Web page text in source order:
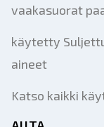
vaakasuorat
käytetty
aineet
Katso kaikki